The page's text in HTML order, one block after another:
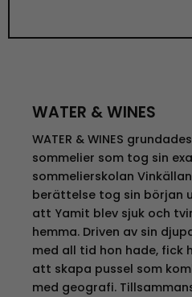
WATER & WINES
WATER & WINES
sommelier som tog sin
sommelierskolan
berättelse tog sin början
att Yamit blev sjuk och
hemma. Driven av sin
med all tid hon hade, fick
att skapa pussel som
med geografi.